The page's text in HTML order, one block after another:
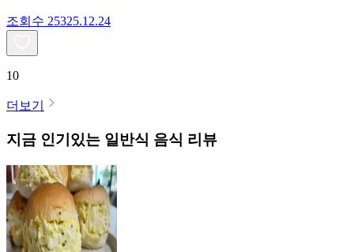
조회수 25325.12.24
10
더보기
지금 인기있는 일반식 음식 리뷰